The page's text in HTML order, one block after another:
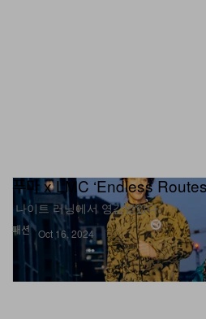
패션
푸마 x LMC ‘Endless
나이트 러닝에서 영감받았다.
Oct 16, 2024